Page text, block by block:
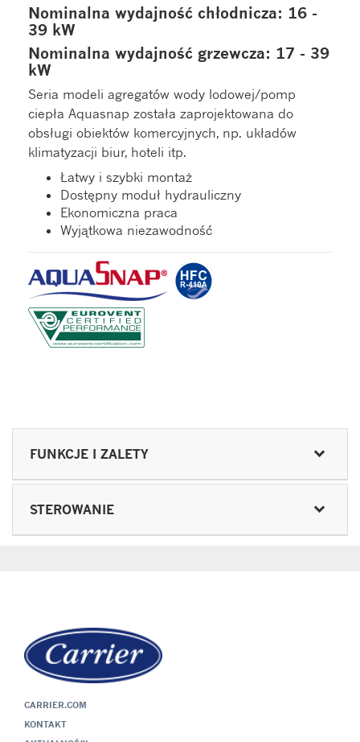
Nominalna wydajność chłodnicza: 16 -
39 kW
Nominalna wydajność grzewcza: 17 - 39
kW
Seria modeli agregatów wody lodowej/pomp
ciepła Aquasnap została zaprojektowana do
obsługi obiektów komercyjnych, np. układów
klimatyzacji biur, hoteli itp.
Łatwy i szybki montaż
Dostępny moduł hydrauliczny
Ekonomiczna praca
Wyjątkowa niezawodność
FUNKCJE I ZALETY
STEROWANIE
CARRIER.COM
KONTAKT